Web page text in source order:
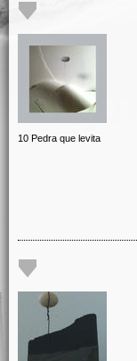
10 Pedra que levita